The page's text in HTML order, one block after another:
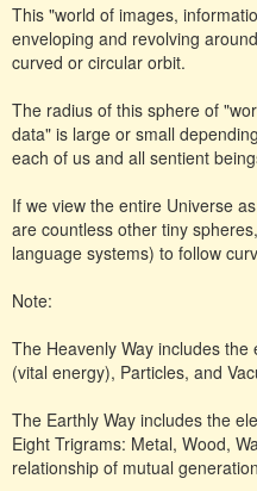
This "world of images,
enveloping and revolving
curved or circular orbit.
The radius of this sphere of
data" is large or small
each of us and all sentient
If we view the entire Universe
are countless other tiny
language systems) to follow
Note:
The Heavenly Way includes
(vital energy), Particles, and
The Earthly Way includes the
Eight Trigrams: Metal, Wood,
relationship of mutual